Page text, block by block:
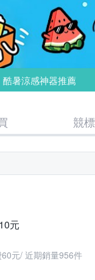
酷暑涼感神器推薦
競標
元
元/ 近期銷量956件